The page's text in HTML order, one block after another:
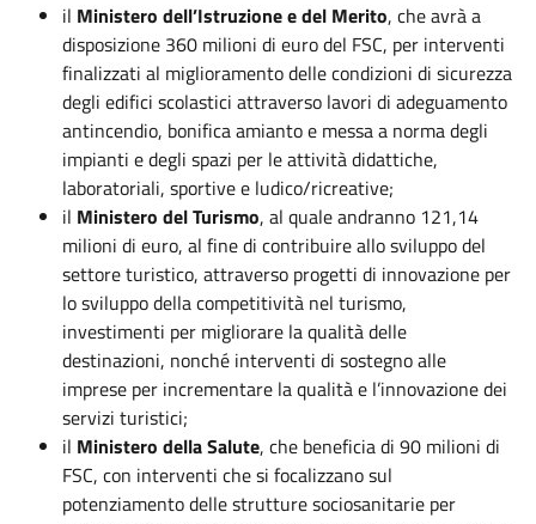
il Ministero dell’Istruzione e del Merito, che avrà a
disposizione 360 milioni di euro del FSC, per interventi
finalizzati al miglioramento delle condizioni di sicurezza
degli edifici scolastici attraverso lavori di adeguamento
antincendio, bonifica amianto e messa a norma degli
impianti e degli spazi per le attività didattiche,
laboratoriali, sportive e ludico/ricreative;
il Ministero delTurismo, al quale andranno 121,14
milioni di euro, al fine di contribuire allo sviluppo del
settore turistico, attraverso progetti di innovazione per
lo sviluppo della competitività nel turismo,
investimenti per migliorare la qualità delle
destinazioni, nonché interventi di sostegno alle
imprese per incrementare la qualità e l’innovazione dei
servizi turistici;
il Ministero dellaSalute, che beneficia di 90 milioni di
FSC, con interventi che si focalizzano sul
potenziamento delle strutture sociosanitarie per